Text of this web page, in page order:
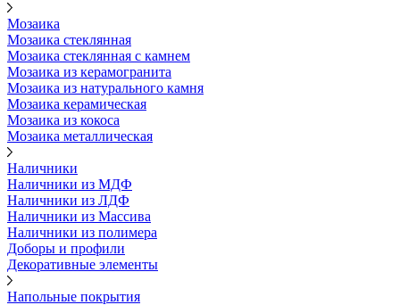
Мозаика
Мозаика стеклянная
Мозаика стеклянная с камнем
Мозаика из керамогранита
Мозаика из натурального камня
Мозаика керамическая
Мозаика из кокоса
Мозаика металлическая
Наличники
Наличники из МДФ
Наличники из ЛДФ
Наличники из Массива
Наличники из полимера
Доборы и профили
Декоративные элементы
Напольные покрытия